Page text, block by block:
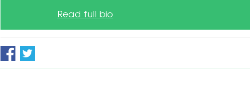
Read full bio